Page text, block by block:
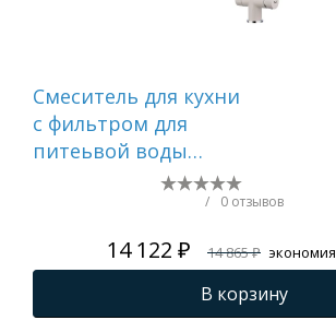
Смеситель для кухни
c фильтром для
питеьвой воды
молочный FRAP
/ 0 отзывов
14 122 ₽ 14 865 ₽ экономия
В корзину